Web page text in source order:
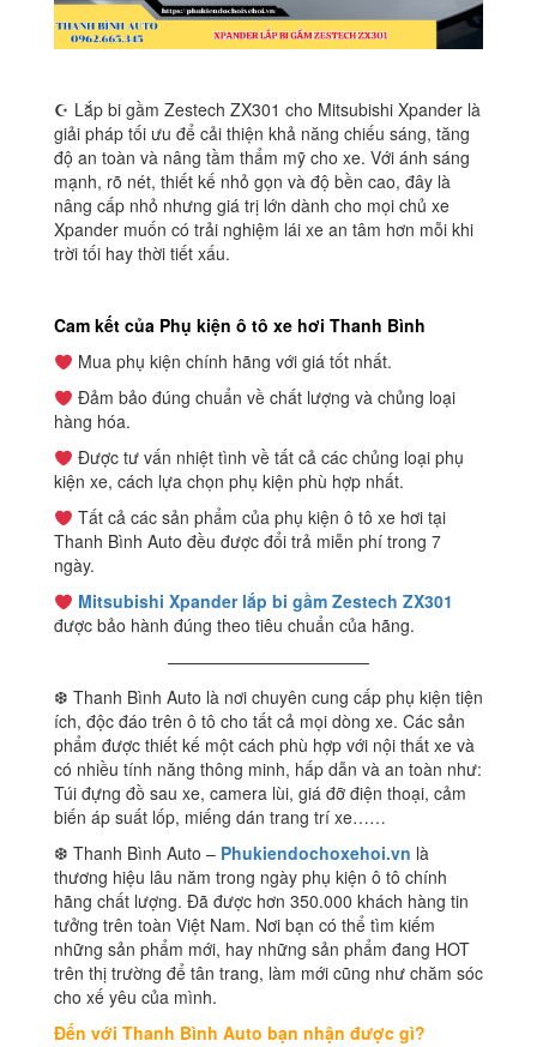
☪ Lắp bi gầm Zestech ZX301 cho Mitsubishi Xpander là
giải pháp tối ưu để cải thiện khả năng chiếu sáng, tăng
độ an toàn và nâng tầm thẩm mỹ cho xe. Với ánh sáng
mạnh, rõ nét, thiết kế nhỏ gọn và độ bền cao, đây là
nâng cấp nhỏ nhưng giá trị lớn dành cho mọi chủ xe
Xpander muốn có trải nghiệm lái xe an tâm hơn mỗi khi
trời tối hay thời tiết xấu.
Cam kết của Phụ kiện ô tô xe hơi Thanh Bình
Mua phụ kiện chính hãng với giá tốt nhất.
Đảm bảo đúng chuẩn về chất lượng và chủng loại
hàng hóa.
Được tư vấn nhiệt tình về tất cả các chủng loại phụ
kiện xe, cách lựa chọn phụ kiện phù hợp nhất.
Tất cả các sản phẩm của phụ kiện ô tô xe hơi tại
Thanh Bình Auto đều được đổi trả miễn phí trong 7
ngày.
Mitsubishi Xpander lắp bi gầm Zestech ZX301
được bảo hành đúng theo tiêu chuẩn của hãng.
————————————
❆ Thanh Bình Auto là nơi chuyên cung cấp phụ kiện tiện
ích, độc đáo trên ô tô cho tất cả mọi dòng xe. Các sản
phẩm được thiết kế một cách phù hợp với nội thất xe và
có nhiều tính năng thông minh, hấp dẫn và an toàn như:
Túi đựng đồ sau xe, camera lùi, giá đỡ điện thoại, cảm
biến áp suất lốp, miếng dán trang trí xe……
❆ Thanh Bình Auto – Phukiendochoxehoi.vn là
thương hiệu lâu năm trong ngày phụ kiện ô tô chính
hãng chất lượng. Đã được hơn 350.000 khách hàng tin
tưởng trên toàn Việt Nam. Nơi bạn có thể tìm kiếm
những sản phẩm mới, hay những sản phẩm đang HOT
trên thị trường để tân trang, làm mới cũng như chăm sóc
cho xế yêu của mình.
Đến với Thanh Bình Auto bạn nhận được gì?